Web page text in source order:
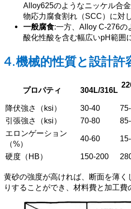
Alloy625のようなニッケル合
物応力腐食割れ（SCC）に対
一般腐食:一方、Alloy C-276の
酸化性酸を含む幅広いpH範囲
4.機械的性質と設計許
プロパティ 304L/316L
降伏強さ（ksi）
30-40
引張強さ（ksi）
70-80
エロンゲーション
（%）
40-60
硬度（HB） 150-200
黄砂の強度が高ければ、断面を薄く
りすることができ、材料費と加工費